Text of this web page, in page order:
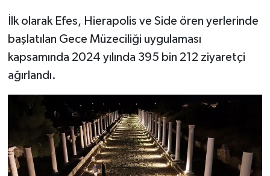
İlk olarak Efes, Hierapolis ve Side ören yerlerinde
başlatılan Gece Müzeciliği uygulaması
kapsamında 2024 yılında 395 bin 212 ziyaretçi
ağırlandı.